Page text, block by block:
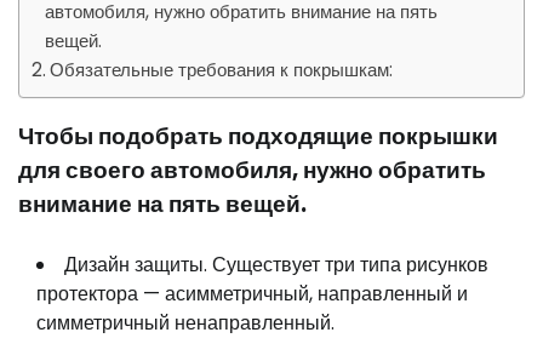
автомобиля, нужно обратить внимание на пять
вещей.
Обязательные требования к покрышкам:
Чтобы подобрать подходящие покрышки
для своего автомобиля, нужно обратить
внимание на пять вещей.
Дизайн защиты. Существует три типа рисунков
протектора — асимметричный, направленный и
симметричный ненаправленный.